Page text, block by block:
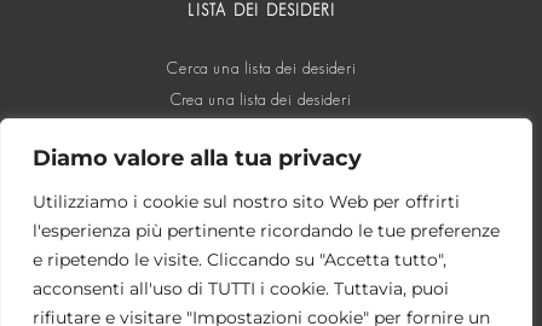
Diamo valore alla tua privacy
Utilizziamo i cookie sul nostro sito Web per offrirti
l'esperienza più pertinente ricordando le tue preferenze
e ripetendo le visite. Cliccando su "Accetta tutto",
acconsenti all'uso di TUTTI i cookie. Tuttavia, puoi
rifiutare e visitare "Impostazioni cookie" per fornire un
LISTA DEI DESIDERI
Cerca una lista dei desideri
Crea una lista dei desideri
SOCIAL